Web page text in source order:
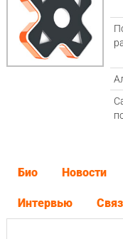
Био Новости
Интервью